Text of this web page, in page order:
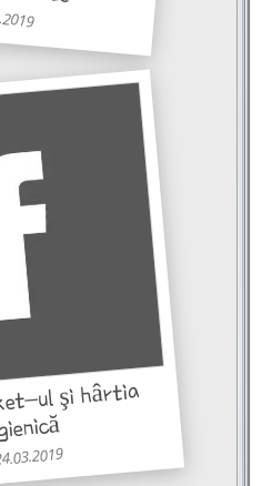
ul şi hârtia